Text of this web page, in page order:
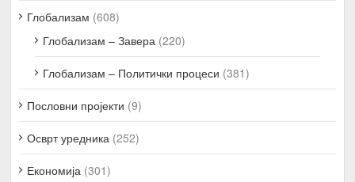
Глобализам (608)
Глобализам – Завера (220)
Глобализам – Политички процеси (381)
Пословни пројекти (9)
Осврт уредника (252)
Економија (301)